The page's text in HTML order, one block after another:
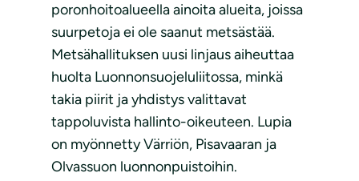
poronhoitoalueella ainoita alueita, joissa
suurpetoja ei ole saanut metsästää.
Metsähallituksen uusi linjaus aiheuttaa
huolta Luonnonsuojeluliitossa, minkä
takia piirit ja yhdistys valittavat
tappoluvista hallinto-oikeuteen. Lupia
on myönnetty Värriön, Pisavaaran ja
Olvassuon luonnonpuistoihin.